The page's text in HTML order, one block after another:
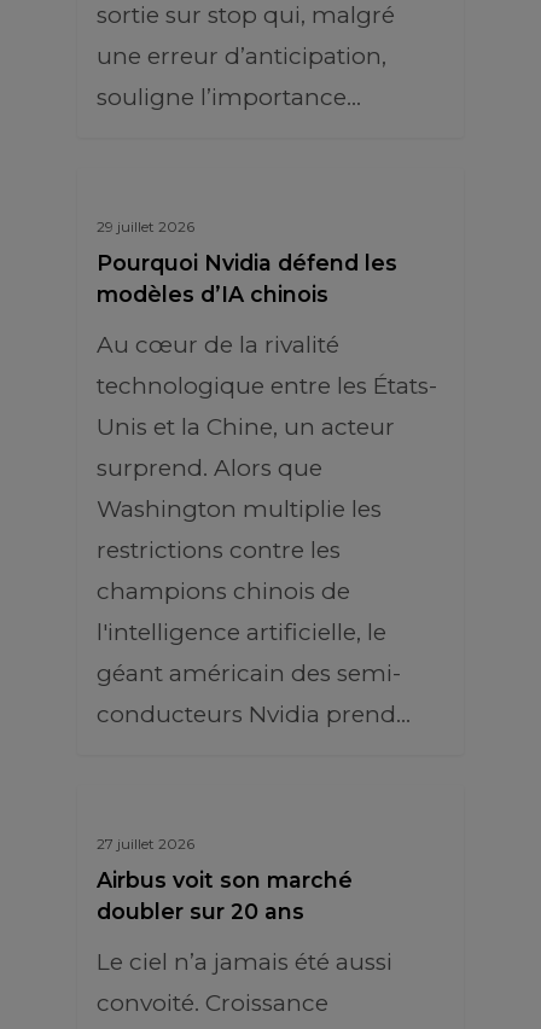
sortie sur stop qui, malgré
une erreur d’anticipation,
souligne l’importance…
29 juillet 2026
Pourquoi Nvidia défend les
modèles d’IA chinois
Au cœur de la rivalité
technologique entre les États-
Unis et la Chine, un acteur
surprend. Alors que
Washington multiplie les
restrictions contre les
champions chinois de
l'intelligence artificielle, le
géant américain des semi-
conducteurs Nvidia prend…
27 juillet 2026
Airbus voit son marché
doubler sur 20 ans
Le ciel n’a jamais été aussi
convoité. Croissance